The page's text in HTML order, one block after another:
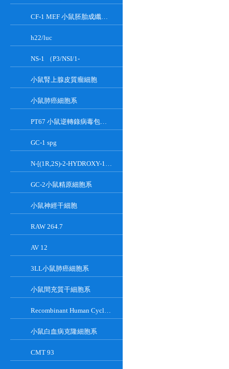
CF-1 MEF 小鼠胚胎成纖維細胞系
h22/luc
NS-1 （P3/NSI/1-
小鼠腎上腺皮質瘤細胞
小鼠肺癌細胞系
PT67 小鼠逆轉錄病毒包裝細胞系
GC-1 spg
N-[(1R,2S)-2-HYDROXY-1-HYDROXYMETHYL-2-(2-TRIDECYL-1-CYCLOPROPENYL)ETHYL]OCT;GT-11
GC-2小鼠精原細胞系
小鼠神經干細胞
RAW 264.7
AV 12
3LL小鼠肺癌細胞系
小鼠間充質干細胞系
Recombinant Human Cyclin-Dependent Kinase Inhibitor 2A
小鼠白血病克隆細胞系
CMT 93